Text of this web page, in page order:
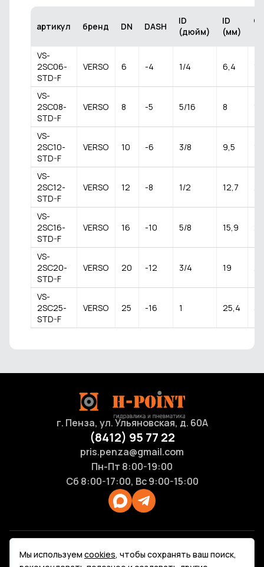
артикул бренд DN DASH
ID
(дюйм)
ID
(мм)
VS-
2SC06-
STD-F
VERSO 6 -4 1/4 6,4
VS-
2SC08-
STD-F
VERSO 8 -5 5/16 8
VS-
2SC10-
STD-F
VERSO 10 -6 3/8 9,5
VS-
2SC12-
STD-F
VERSO 12 -8 1/2 12,7
VS-
2SC16-
STD-F
VERSO 16 -10 5/8 15,9
VS-
2SC20-
STD-F
VERSO 20 -12 3/4 19
VS-
2SC25-
STD-F
VERSO 25 -16 1 25,4
г. Пенза, ул. Ульяновская, д. 60А
(8412) 95 77 22
pris.penza@gmail.com
Пн-Пт 8:00-19:00
Сб 8:00-17:00, Вс 9:00-15:00
Продукция
Каталоги
Мы используем cookies, чтобы сохранять ваш поиск,